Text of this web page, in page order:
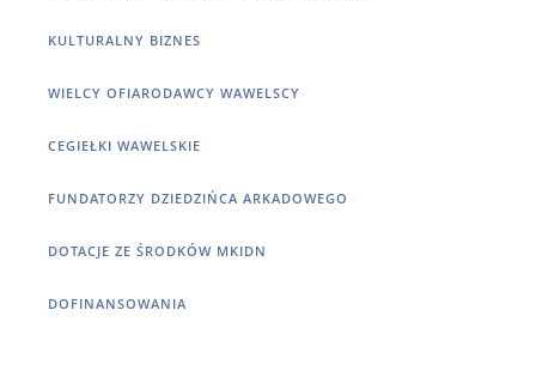
KULTURALNY BIZNES
WIELCY OFIARODAWCY WAWELSCY
CEGIEŁKI WAWELSKIE
FUNDATORZY DZIEDZIŃCA ARKADOWEGO
DOTACJE ZE ŚRODKÓW MKIDN
DOFINANSOWANIA